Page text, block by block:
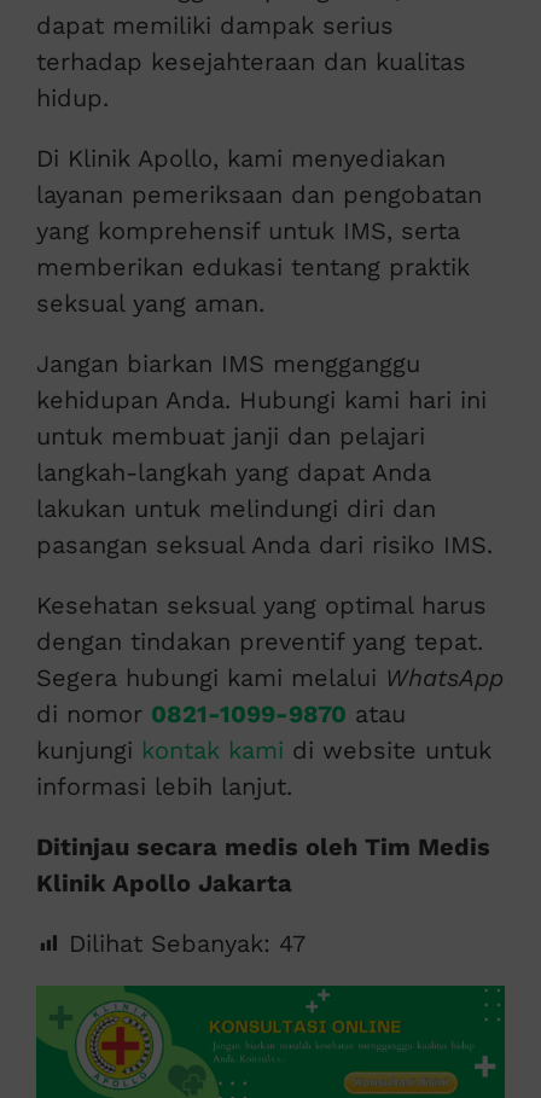
dapat memiliki dampak serius
terhadap kesejahteraan dan kualitas
hidup.
Di Klinik Apollo, kami menyediakan
layanan pemeriksaan dan pengobatan
yang komprehensif untuk IMS, serta
memberikan edukasi tentang praktik
seksual yang aman.
Jangan biarkan IMS mengganggu
kehidupan Anda. Hubungi kami hari ini
untuk membuat janji dan pelajari
langkah-langkah yang dapat Anda
lakukan untuk melindungi diri dan
pasangan seksual Anda dari risiko IMS.
Kesehatan seksual yang optimal harus
dengan tindakan preventif yang tepat.
Segera hubungi kami melalui WhatsApp
di nomor 0821-1099-9870 atau
kunjungi kontak kami di website untuk
informasi lebih lanjut.
Ditinjau secara medis oleh Tim Medis
Klinik Apollo Jakarta
Dilihat Sebanyak: 47